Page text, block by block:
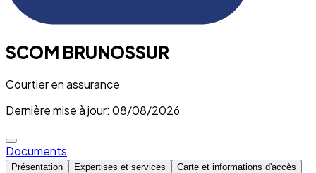
SCOM BRUNOSSUR
Courtier en assurance
Dernière mise à jour: 08/08/2026
Documents
Présentation Expertises et services Carte et informations d'accès